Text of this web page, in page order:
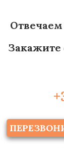
Отвечаем
Закажите